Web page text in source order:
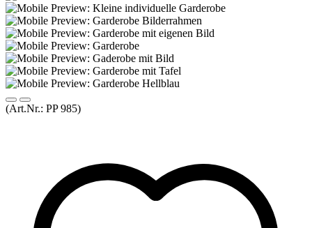
(Art.Nr.: PP 985)